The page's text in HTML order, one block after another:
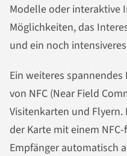
Modelle oder interaktive
Möglichkeiten, das
und ein noch
Ein weiteres
von NFC (Near Field
Visitenkarten und
der Karte mit einem
Empfänger automatisch